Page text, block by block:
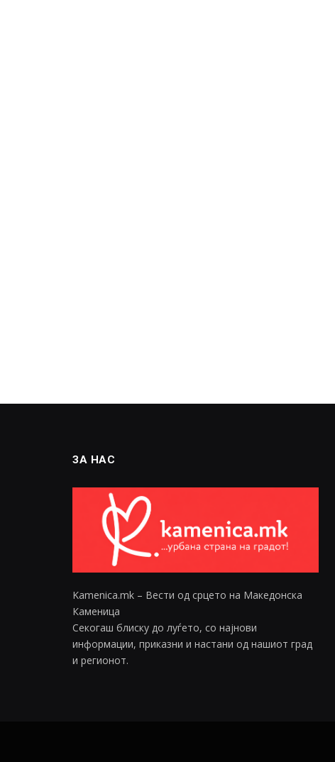
ЗА НАС
Kamenica.mk – Вести од срцето на Македонска
Каменица
Секогаш блиску до луѓето, со најнови
информации, приказни и настани од нашиот град
и регионот.